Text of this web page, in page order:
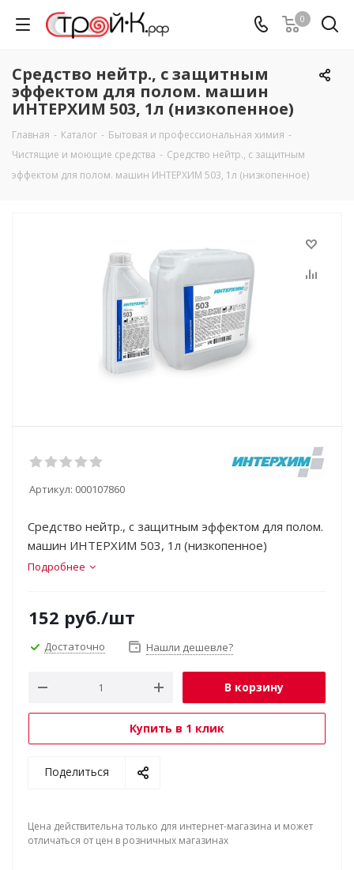
0
Средство нейтр., с защитным
эффектом для полом. машин
ИНТЕРХИМ 503, 1л (низкопенное)
Главная - Каталог - Бытовая и профессиональная химия -
Чистящие и моющие средства - Средство нейтр., с защитным
эффектом для полом. машин ИНТЕРХИМ 503, 1л (низкопенное)
Артикул: 000107860
Средство нейтр., с защитным эффектом для полом.
машин ИНТЕРХИМ 503, 1л (низкопенное)
Подробнее
152 руб./шт
Достаточно Нашли дешевле?
В корзину
Купить в 1 клик
Поделиться
Цена действительна только для интернет-магазина и может
отличаться от цен в розничных магазинах